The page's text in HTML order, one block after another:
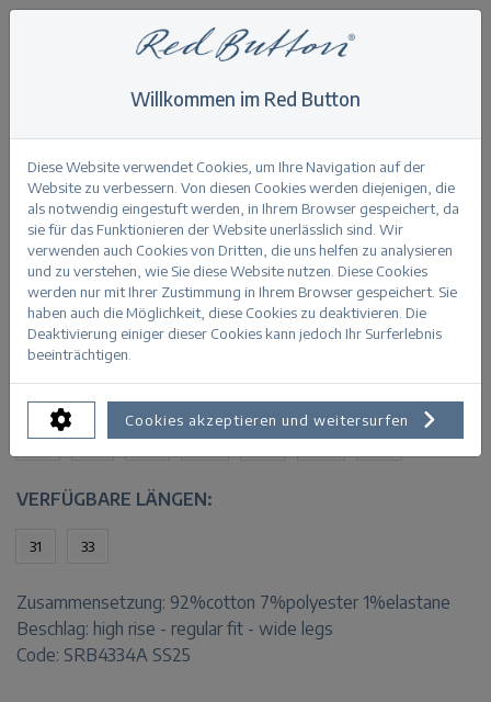
Colette stone used
Zurück
Colette stone used stoneused
PRODUKTINFORMATION
VERFÜGBARE GRÖSSEN:
34 36 38 40 42 44 46
VERFÜGBARE LÄNGEN:
31 33
Zusammensetzung: 92%cotton 7%polyester 1%elastane
Beschlag: high rise - regular fit - wide legs
Code: SRB4334A SS25
Willkommen im Red Button
Diese Website verwendet Cookies, um Ihre Navigation auf der
Website zu verbessern. Von diesen Cookies werden diejenigen, die
als notwendig eingestuft werden, in Ihrem Browser gespeichert, da
sie für das Funktionieren der Website unerlässlich sind. Wir
verwenden auch Cookies von Dritten, die uns helfen zu analysieren
und zu verstehen, wie Sie diese Website nutzen. Diese Cookies
werden nur mit Ihrer Zustimmung in Ihrem Browser gespeichert. Sie
haben auch die Möglichkeit, diese Cookies zu deaktivieren. Die
Deaktivierung einiger dieser Cookies kann jedoch Ihr Surferlebnis
beeinträchtigen.
Cookies akzeptieren und weitersurfen